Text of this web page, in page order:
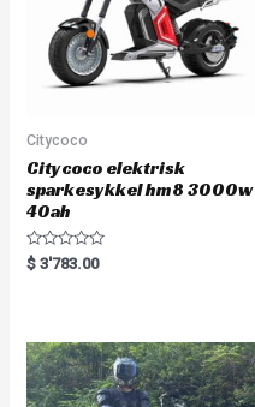
Citycoco
Citycoco elektrisk
sparkesykkel hm8 3000w
40ah
R
a
o
u
t
o
f
$ 3'783.00